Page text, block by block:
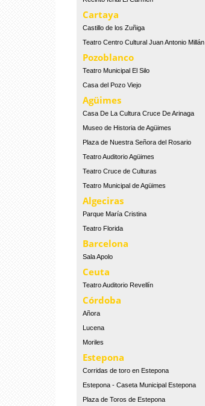
Cartaya
Castillo de los Zuñiga
Teatro Centro Cultural Juan Antonio Millán
Pozoblanco
Teatro Municipal El Silo
Casa del Pozo Viejo
Agüimes
Casa De La Cultura Cruce De Arinaga
Museo de Historia de Agüimes
Plaza de Nuestra Señora del Rosario
Teatro Auditorio Agüimes
Teatro Cruce de Culturas
Teatro Municipal de Agüimes
Algeciras
Parque María Cristina
Teatro Florida
Barcelona
Sala Apolo
Ceuta
Teatro Auditorio Revellín
Córdoba
Añora
Lucena
Moriles
Estepona
Corridas de toro en Estepona
Estepona - Caseta Municipal Estepona
Plaza de Toros de Estepona